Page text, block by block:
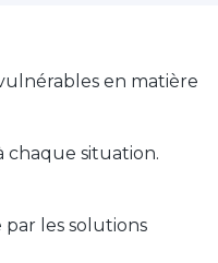
en matière
chaque situation.
les solutions